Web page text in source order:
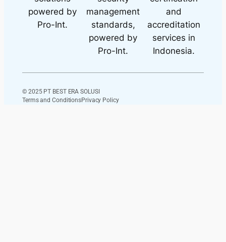
© 2025 PT BEST ERA SOLUSI
Terms and ConditionsPrivacy Policy